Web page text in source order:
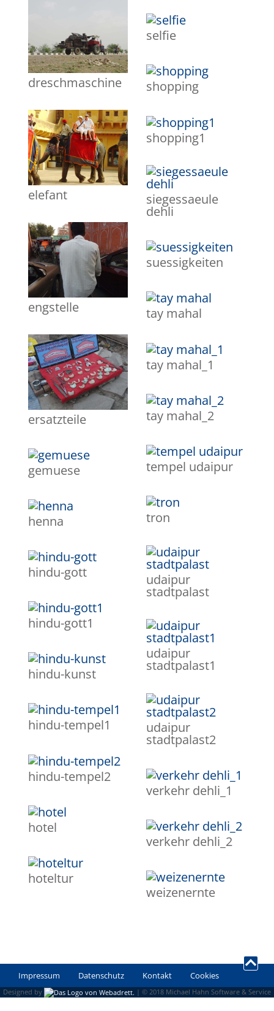
dreschmaschine
elefant
engstelle
ersatzteile
gemuese
henna
hindu-gott
hindu-gott1
hindu-kunst
hindu-tempel1
hindu-tempel2
hotel
hoteltur
selfie
shopping
shopping1
siegessaeule
dehli
suessigkeiten
tay mahal
tay mahal_1
tay mahal_2
tempel udaipur
tron
udaipur
stadtpalast
udaipur
stadtpalast1
udaipur
stadtpalast2
verkehr dehli_1
verkehr dehli_2
weizenernte
Impressum Datenschutz Kontakt Cookies
Designed by | © 2018 Michael Hahn Software & Service